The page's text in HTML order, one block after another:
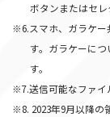
ボタンまたはセレ
※6.スマホ、ガラケー
す。ガラケーに
す。
※7.送信可能なファイ
※8. 2023年9月以降の